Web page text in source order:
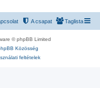
Taglista
A csapat
© phpBB Limited
Közösség
feltételek